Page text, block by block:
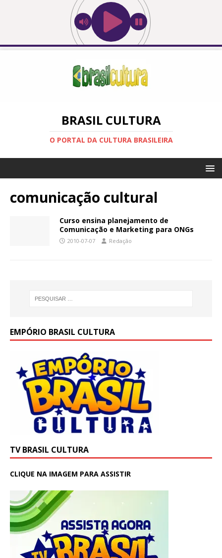
BRASIL CULTURA
O PORTAL DA CULTURA BRASILEIRA
comunicação cultural
Curso ensina planejamento de
Comunicação e Marketing para ONGs
2010-07-07 Redação
EMPÓRIO BRASIL CULTURA
TV BRASIL CULTURA
CLIQUE NA IMAGEM PARA ASSISTIR